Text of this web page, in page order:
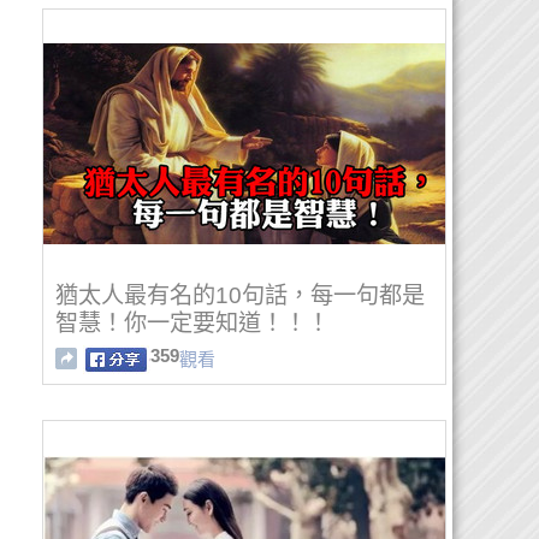
猶太人最有名的10句話，每一句都是
智慧！你一定要知道！！！
359觀看